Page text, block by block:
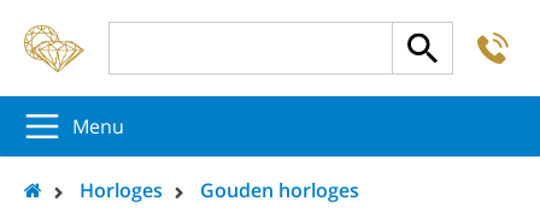
Menu
Horloges Gouden horloges